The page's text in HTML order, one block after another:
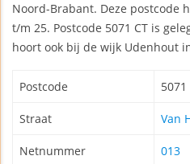
Noord-Brabant. Deze postcode
t/m 25. Postcode 5071 CT is
hoort ook bij de wijk Udenhout
Postcode 5071
Straat Van
Netnummer 013